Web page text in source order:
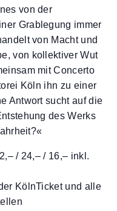
von der
Grablegung immer
von Macht und
von kollektiver Wut
mit Concerto
Köln ihn zu einer
Antwort sucht auf die
des Werks
/ 24,– / 16,– inkl.
KölnTicket und alle